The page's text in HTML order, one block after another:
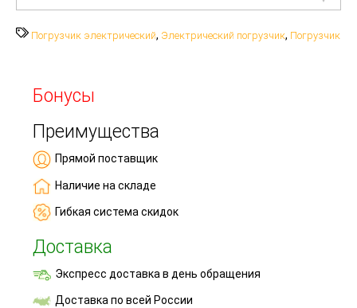
Погрузчик электрический, Электрический погрузчик, Погрузчик
Бонусы
Преимущества
Прямой поставщик
Наличие на складе
Гибкая система скидок
Доставка
Экспресс доставка в день обращения
Доставка по всей России